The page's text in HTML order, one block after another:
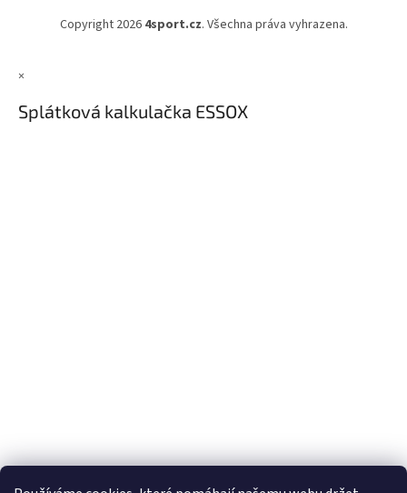
Copyright 2026 4sport.cz. Všechna práva vyhrazena.
×
Splátková kalkulačka ESSOX